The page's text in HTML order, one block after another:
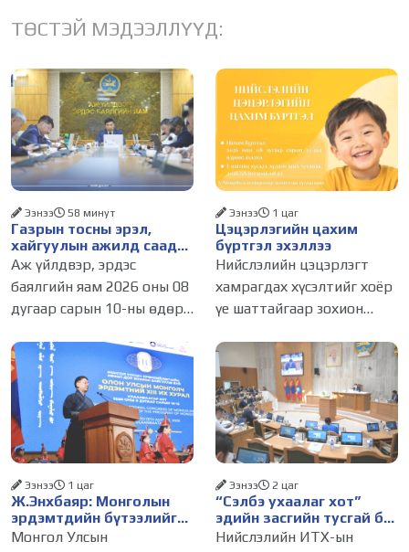
ТӨСТЭЙ МЭДЭЭЛЛҮҮД:
Газрын тосны эрэл,
хайгуулын ажилд саад
болж буй асуудалд
АМГТГ анхаарал
хандуулна
Ээнээ 58 минут
Аж үйлдвэр, эрдэс
баялгийн яам 2026 оны 08
дугаар сарын 10-ны өдөр
хуралдаанаа зохион
байгуулж, салбарын
ажлуудын хэрэгжилт,
тулгамдсан асуудлуудыг
хэлэлцлээ. Хурлыг Төрийн
нарийн
Цэцэрлэгийн цахим
бүртгэл эхэллээ
Ээнээ 1 цаг
Нийслэлийн цэцэрлэгт
хамрагдах хүсэлтийг хоёр
үе шаттайгаар зохион
элсэлтийн бүртгэл
өнөөдөр буюу 2026 оны 8
дугаар сарын 10-ны
өдрийн 09:00 цагт эхэллээ.
Нэгдүгээр шатны
Ж.Энхбаяр: Монголын
эрдэмтдийн бүтээлийг
олон улсын хэлнээ түгээн
Ээнээ 1 цаг
Монгол Улсын
“Сэлбэ ухаалаг хот”
эдийн засгийн тусгай бүс
байгуулах тогтоолын
Ээнээ 2 цаг
Нийслэлийн ИТХ-ын